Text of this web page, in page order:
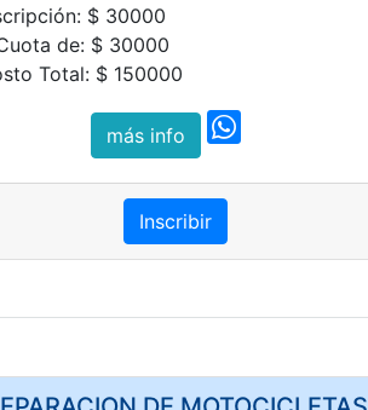
$ 30000
de: $ 30000
Total: $ 150000
más info
Inscribir